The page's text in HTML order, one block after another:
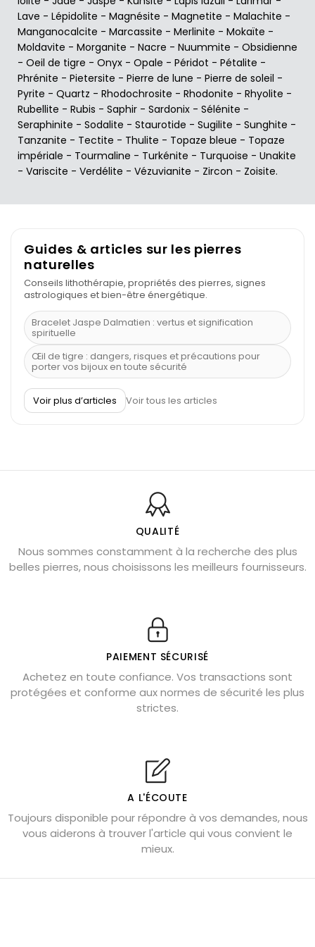
Lave - Lépidolite - Magnésite - Magnetite - Malachite -
Manganocalcite - Marcassite - Merlinite - Mokaïte -
Moldavite - Morganite - Nacre - Nuummite - Obsidienne
- Oeil de tigre - Onyx - Opale - Péridot - Pétalite -
Phrénite - Pietersite - Pierre de lune - Pierre de soleil -
Pyrite - Quartz - Rhodochrosite - Rhodonite - Rhyolite -
Rubellite - Rubis - Saphir - Sardonix - Sélénite -
Seraphinite - Sodalite - Staurotide - Sugilite - Sunghite -
Tanzanite - Tectite - Thulite - Topaze bleue - Topaze
impériale - Tourmaline - Turkénite - Turquoise - Unakite
- Variscite - Verdélite - Vézuvianite - Zircon - Zoisite.
Guides & articles sur les pierres
naturelles
Conseils lithothérapie, propriétés des pierres, signes
astrologiques et bien-être énergétique.
Bracelet Jaspe Dalmatien : vertus et signification
spirituelle
Œil de tigre : dangers, risques et précautions pour
porter vos bijoux en toute sécurité
À quel poignet porter un bracelet de pierre
Découvrez le scorpion et ses pierres
Bienfaits de la sélénite – pierre des anges
L’améthyste est-elle faite pour moi ?
Chrysocolle : pierre apaisante
Obsidienne dorée : vertus et signification
Véritable citrine naturelle non chauffée
Où placer la citrine dans la maison
Cornaline : propriétés magiques
Capricorne : quelles pierres choisir
Shungite : purification et protection
Bagues en labradorite argent 925
Lapis lazuli : propriétés et précautions
Citrine : propriétés magiques
Aigue-marine : propriétés et couleurs
Voir plus d’articles Voir tous les articles
QUALITÉ
Nous sommes constamment à la recherche des plus
belles pierres, nous choisissons les meilleurs fournisseurs.
PAIEMENT SÉCURISÉ
Achetez en toute confiance. Vos transactions sont
protégées et conforme aux normes de sécurité les plus
strictes.
A L'ÉCOUTE
Toujours disponible pour répondre à vos demandes, nous
vous aiderons à trouver l'article qui vous convient le
mieux.